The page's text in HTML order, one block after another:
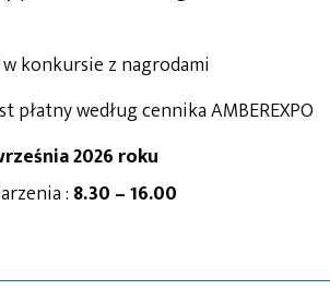
konkursie z nagrodami
płatny według cennika AMBEREXPO
2026 roku
:8.30 – 16.00